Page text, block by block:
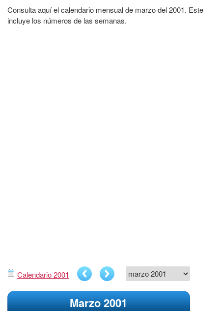
Consulta aquí el calendario mensual de marzo del 2001. Este
incluye los números de las semanas.
Calendario 2001
Marzo 2001